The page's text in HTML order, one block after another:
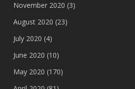
November 2020 (3)
August 2020 (23)
July 2020 (4)
June 2020 (10)
May 2020 (170)